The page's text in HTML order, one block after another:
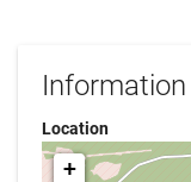
Information
Location
+